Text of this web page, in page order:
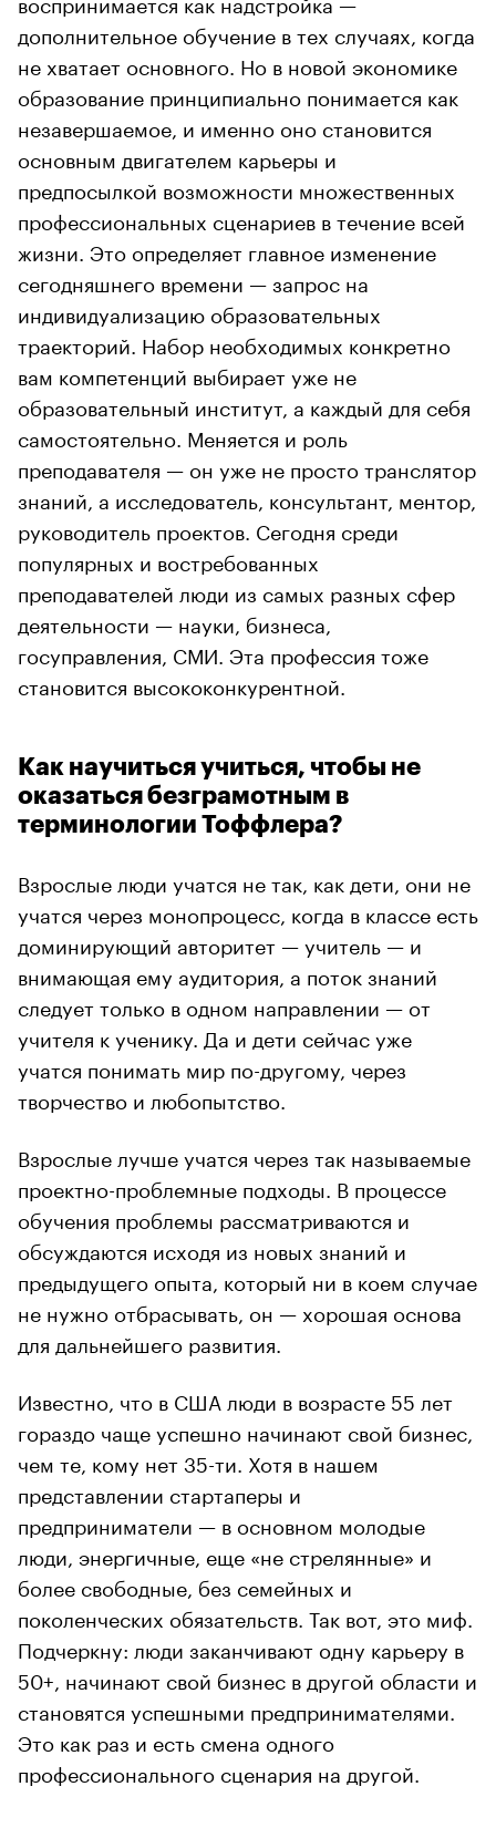
дополнительное обучение в тех случаях, когда
не хватает основного. Но в новой экономике
образование принципиально понимается как
незавершаемое, и именно оно становится
основным двигателем карьеры и
предпосылкой возможности множественных
профессиональных сценариев в течение всей
жизни. Это определяет главное изменение
сегодняшнего времени — запрос на
индивидуализацию образовательных
траекторий. Набор необходимых конкретно
вам компетенций выбирает уже не
образовательный институт, а каждый для себя
самостоятельно. Меняется и роль
преподавателя — он уже не просто транслятор
знаний, а исследователь, консультант, ментор,
руководитель проектов. Сегодня среди
популярных и востребованных
преподавателей люди из самых разных сфер
деятельности — науки, бизнеса,
госуправления, СМИ. Эта профессия тоже
становится высококонкурентной.
Как научиться учиться, чтобы не
оказаться безграмотным в
терминологии Тоффлера?
Взрослые люди учатся не так, как дети, они не
учатся через монопроцесс, когда в классе есть
доминирующий авторитет — учитель — и
внимающая ему аудитория, а поток знаний
следует только в одном направлении — от
учителя к ученику. Да и дети сейчас уже
учатся понимать мир по-другому, через
творчество и любопытство.
Взрослые лучше учатся через так называемые
проектно-проблемные подходы. В процессе
обучения проблемы рассматриваются и
обсуждаются исходя из новых знаний и
предыдущего опыта, который ни в коем случае
не нужно отбрасывать, он — хорошая основа
для дальнейшего развития.
Известно, что в США люди в возрасте 55 лет
гораздо чаще успешно начинают свой бизнес,
чем те, кому нет 35-ти. Хотя в нашем
представлении стартаперы и
предприниматели — в основном молодые
люди, энергичные, еще «не стрелянные» и
более свободные, без семейных и
поколенческих обязательств. Так вот, это миф.
Подчеркну: люди заканчивают одну карьеру в
50+, начинают свой бизнес в другой области и
становятся успешными предпринимателями.
Это как раз и есть смена одного
профессионального сценария на другой.